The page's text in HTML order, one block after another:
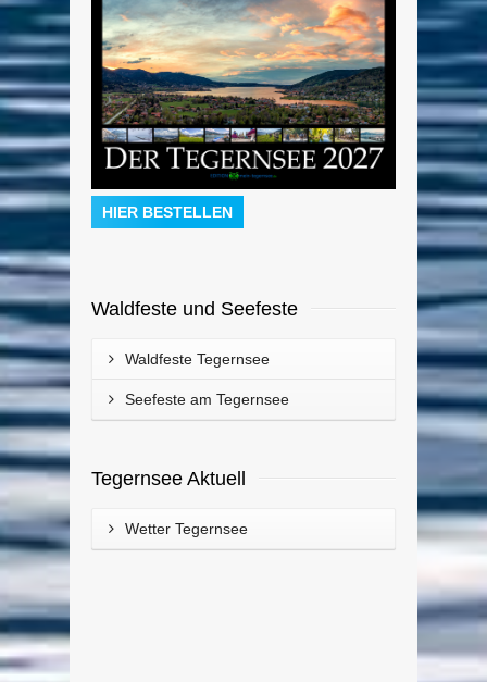
HIER BESTELLEN
Waldfeste und Seefeste
Waldfeste Tegernsee
Seefeste am Tegernsee
Tegernsee Aktuell
Wetter Tegernsee